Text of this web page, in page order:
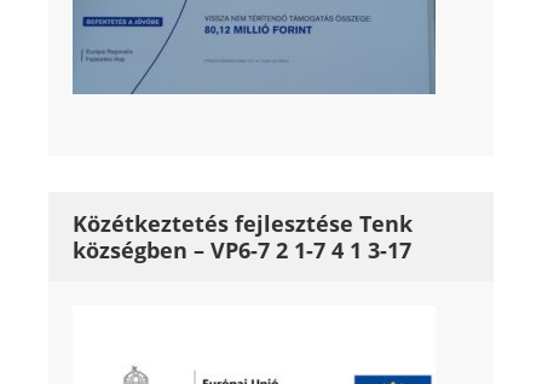
Közétkeztetés fejlesztése Tenk
községben – VP6-7 2 1-7 4 1 3-17